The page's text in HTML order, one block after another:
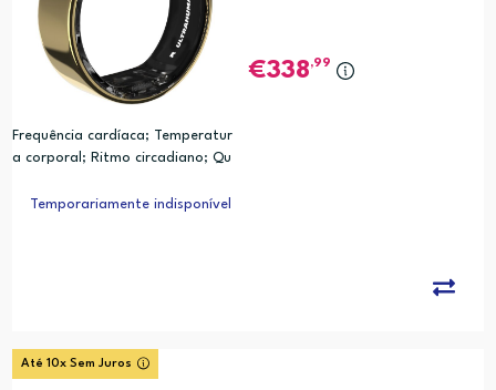
Frequência cardíaca; Temperatur
a corporal; Ritmo circadiano; Qu
orias; Analise de Relogio Biologic
338,99
Temporariamente indisponível
Até 10x Sem Juros